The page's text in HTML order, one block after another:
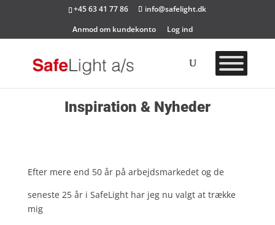
+45 63 41 77 86
info@safelight.dk
Anmod om kundekonto
Log ind
Inspiration & Nyheder
Efter mere end 50 år på arbejdsmarkedet og de
seneste 25 år i SafeLight har jeg nu valgt at trække
mig